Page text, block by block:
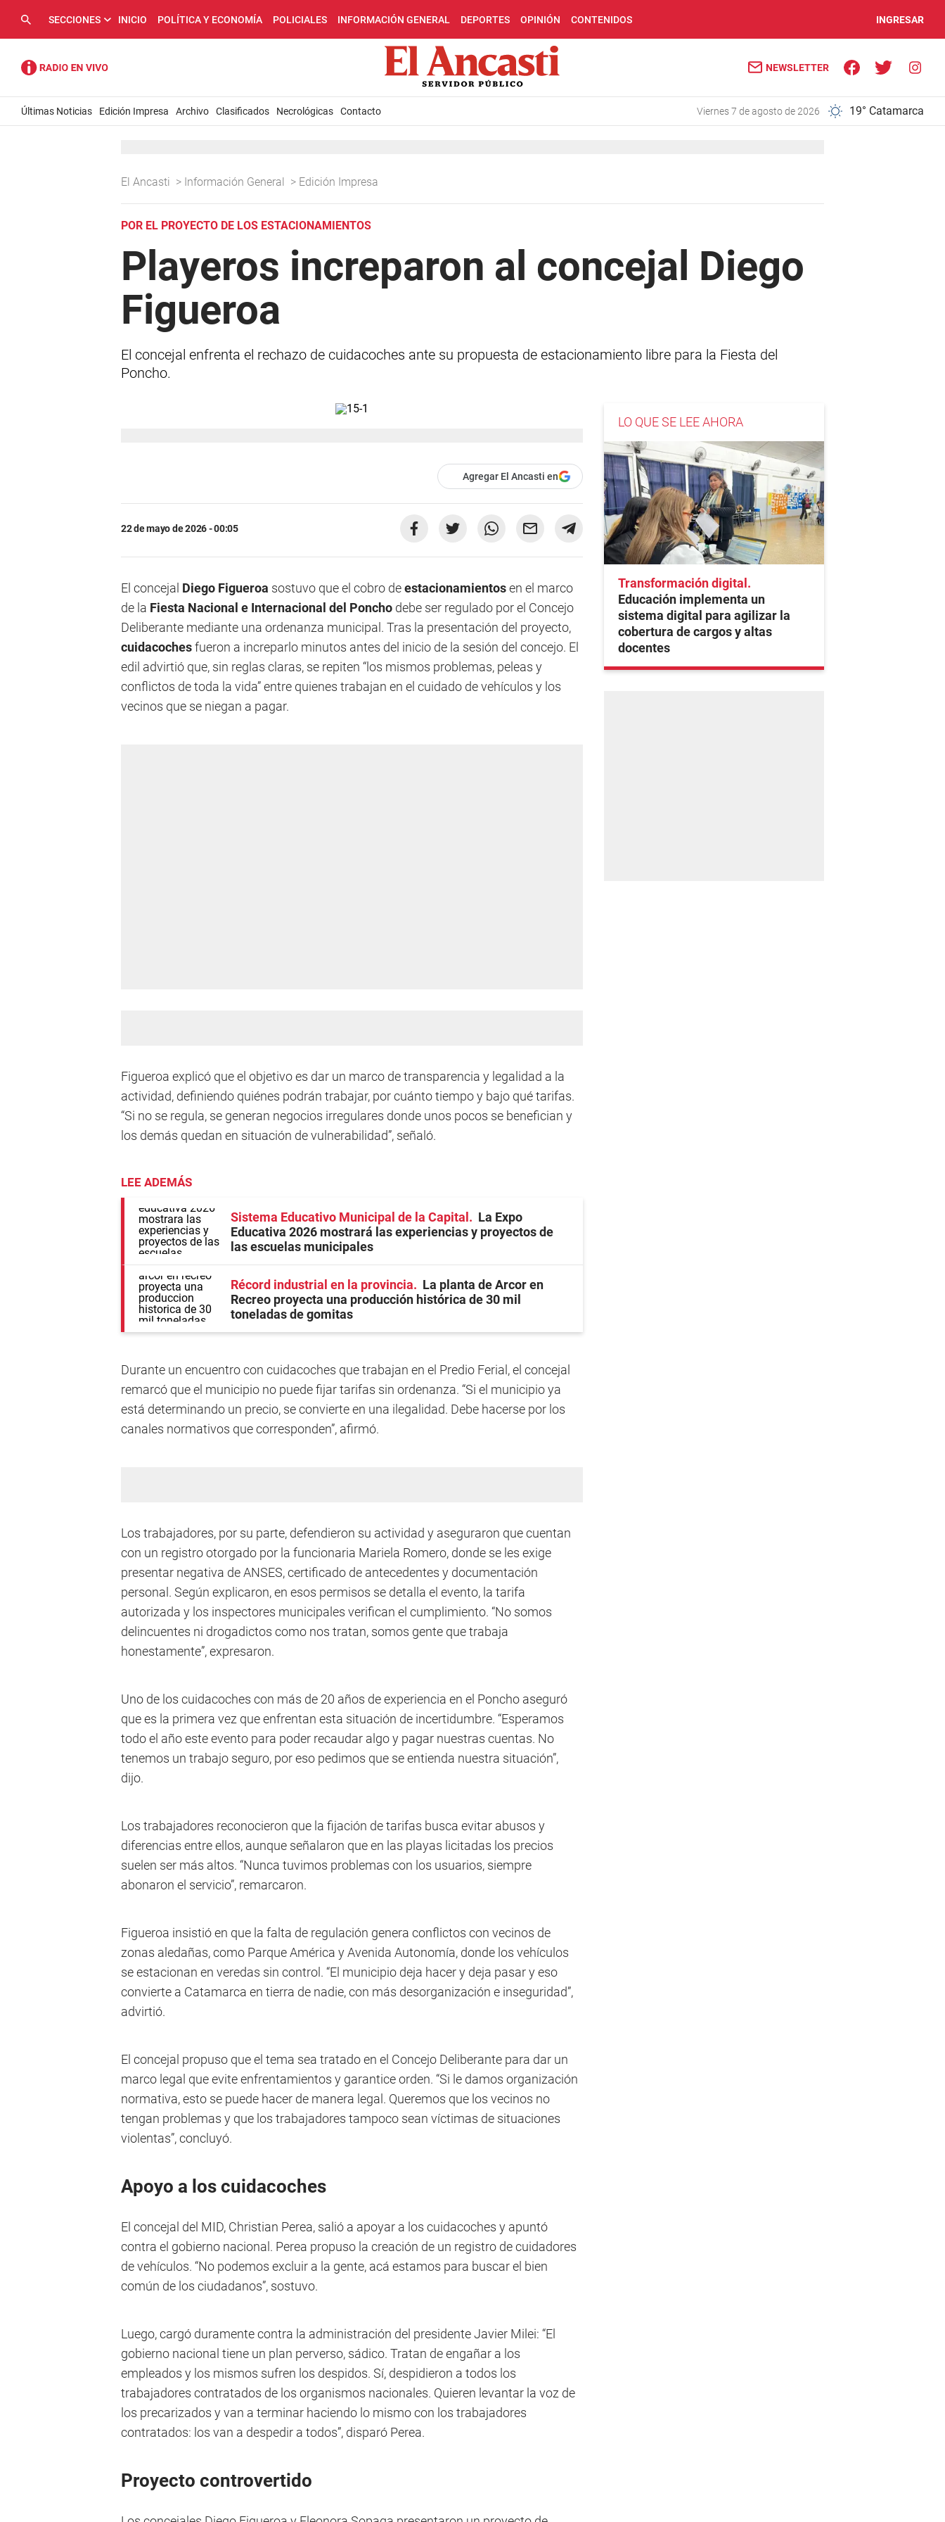
SECCIONES INICIO POLÍTICA Y ECONOMÍA POLICIALES INFORMACIÓN GENERAL DEPORTES OPINIÓN CONTENIDOS INGRESAR
NEWSLETTER
Últimas Noticias Edición Impresa Archivo Clasificados Necrológicas Contacto viernes 7 de agosto de 2026 19° Catamarca
El Ancasti > Información General > Edición Impresa
POR EL PROYECTO DE LOS ESTACIONAMIENTOS
Playeros increparon al concejal Diego
Figueroa
El concejal enfrenta el rechazo de cuidacoches ante su propuesta de estacionamiento libre para la Fiesta del
Poncho.
Agregar El Ancasti en
22 de mayo de 2026 - 00:05
El concejal Diego Figueroa sostuvo que el cobro deestacionamientosen el marco
de la Fiesta Nacional e Internacional del Poncho debe ser regulado por el Concejo
Deliberante mediante una ordenanza municipal. Tras la presentación del proyecto,
cuidacochesfueron a increparlo minutos antes del inicio de la sesión del concejo. El
edil advirtió que, sin reglas claras, se repiten “los mismos problemas, peleas y
conflictos de toda la vida” entre quienes trabajan en el cuidado de vehículos y los
vecinos que se niegan a pagar.
Figueroa explicó que el objetivo es dar un marco de transparencia y legalidad a la
actividad, definiendo quiénes podrán trabajar, por cuánto tiempo y bajo qué tarifas.
“Si no se regula, se generan negocios irregulares donde unos pocos se benefician y
los demás quedan en situación de vulnerabilidad”, señaló.
LEE ADEMÁS
Sistema Educativo Municipal de la Capital
La Expo
Educativa 2026 mostrará las experiencias y proyectos de
las escuelas municipales
Récord industrial en la provincia
La planta de Arcor en
Recreo proyecta una producción histórica de 30 mil
toneladas de gomitas
Durante un encuentro con cuidacoches que trabajan en el Predio Ferial, el concejal
remarcó que el municipio no puede fijar tarifas sin ordenanza. “Si el municipio ya
está determinando un precio, se convierte en una ilegalidad. Debe hacerse por los
canales normativos que corresponden”, afirmó.
Los trabajadores, por su parte, defendieron su actividad y aseguraron que cuentan
con un registro otorgado por la funcionaria Mariela Romero, donde se les exige
presentar negativa de ANSES, certificado de antecedentes y documentación
personal. Según explicaron, en esos permisos se detalla el evento, la tarifa
autorizada y los inspectores municipales verifican el cumplimiento. “No somos
delincuentes ni drogadictos como nos tratan, somos gente que trabaja
honestamente”, expresaron.
Uno de los cuidacoches con más de 20 años de experiencia en el Poncho aseguró
que es la primera vez que enfrentan esta situación de incertidumbre. “Esperamos
todo el año este evento para poder recaudar algo y pagar nuestras cuentas. No
tenemos un trabajo seguro, por eso pedimos que se entienda nuestra situación”,
dijo.
Los trabajadores reconocieron que la fijación de tarifas busca evitar abusos y
diferencias entre ellos, aunque señalaron que en las playas licitadas los precios
suelen ser más altos. “Nunca tuvimos problemas con los usuarios, siempre
abonaron el servicio”, remarcaron.
Figueroa insistió en que la falta de regulación genera conflictos con vecinos de
zonas aledañas, como Parque América y Avenida Autonomía, donde los vehículos
se estacionan en veredas sin control. “El municipio deja hacer y deja pasar y eso
convierte a Catamarca en tierra de nadie, con más desorganización e inseguridad”,
advirtió.
El concejal propuso que el tema sea tratado en el Concejo Deliberante para dar un
marco legal que evite enfrentamientos y garantice orden. “Si le damos organización
normativa, esto se puede hacer de manera legal. Queremos que los vecinos no
tengan problemas y que los trabajadores tampoco sean víctimas de situaciones
violentas”, concluyó.
Apoyo a los cuidacoches
El concejal del MID, Christian Perea, salió a apoyar a los cuidacoches y apuntó
contra el gobierno nacional. Perea propuso la creación de un registro de cuidadores
de vehículos. “No podemos excluir a la gente, acá estamos para buscar el bien
común de los ciudadanos”, sostuvo.
Luego, cargó duramente contra la administración del presidente Javier Milei: “El
gobierno nacional tiene un plan perverso, sádico. Tratan de engañar a los
empleados y los mismos sufren los despidos. Sí, despidieron a todos los
trabajadores contratados de los organismos nacionales. Quieren levantar la voz de
los precarizados y van a terminar haciendo lo mismo con los trabajadores
contratados: los van a despedir a todos”, disparó Perea.
Proyecto controvertido
LO QUE SE LEE AHORA
Transformación digital
Educación implementa un
sistema digital para agilizar la
cobertura de cargos y altas
docentes